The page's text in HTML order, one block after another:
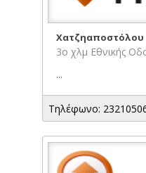
Χατζηαποστόλου
3ο χλμ Εθνικής
...
Τηλέφωνο: